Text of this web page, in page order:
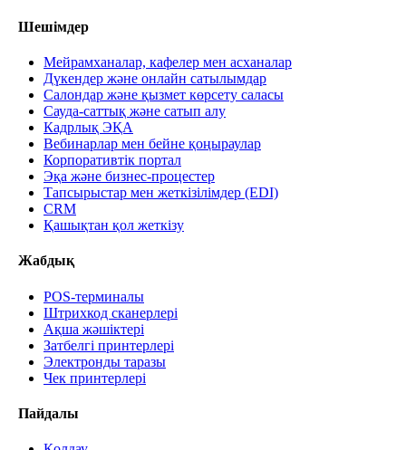
Шешімдер
Мейрамханалар, кафелер мен асханалар
Дүкендер және онлайн сатылымдар
Салондар және қызмет көрсету саласы
Сауда-саттық және сатып алу
Кадрлық ЭҚА
Вебинарлар мен бейне қоңыраулар
Корпоративтік портал
Эқа және бизнес-процестер
Тапсырыстар мен жеткізілімдер (EDI)
CRM
Қашықтан қол жеткізу
Жабдық
POS-терминалы
Штрихкод сканерлері
Ақша жәшіктері
Затбелгі принтерлері
Электронды таразы
Чек принтерлері
Пайдалы